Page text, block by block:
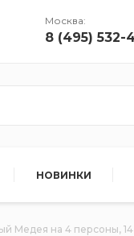
Москва:
8 (495) 532-
НОВИНКИ
Медея на 4 персоны,